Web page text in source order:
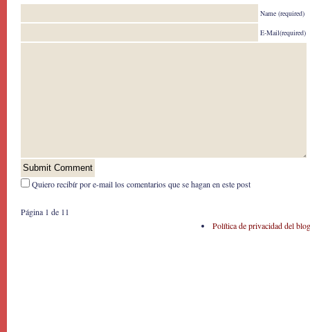
Name (required)
E-Mail(required)
Quiero recibír por e-mail los comentarios que se hagan en este post
Página 1 de 1 1
Política de privacidad del